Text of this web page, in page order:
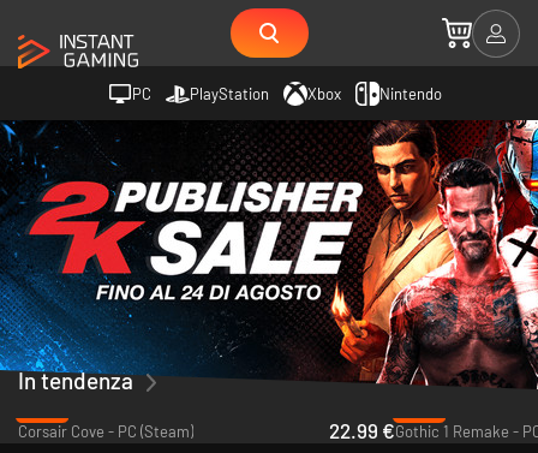
PC PlayStation Xbox Nintendo
In tendenza
Corsair Cove - PC (Steam)
22.99 €Gothic 1 Remake -